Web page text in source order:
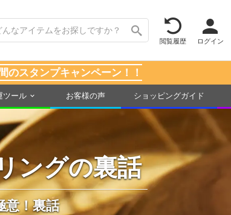
閲覧履歴 ログイン
のスタンプキャンペーン！！
ツール お客様の声 ショッピングガイド
ングの裏話
意！裏話